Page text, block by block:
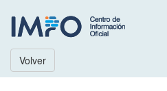
Volver